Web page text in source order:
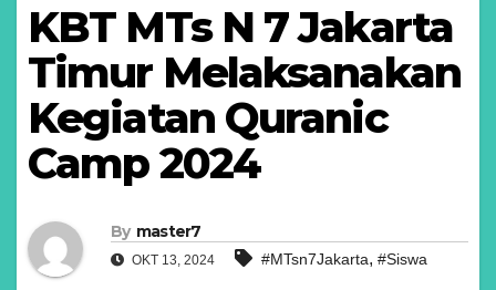
KBT MTs N 7 Jakarta
Timur Melaksanakan
Kegiatan Quranic
Camp 2024
By master7
OKT 13, 2024 #MTsn7Jakarta, #Siswa